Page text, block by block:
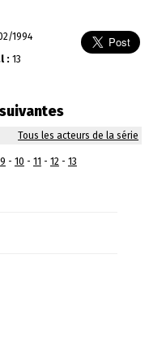
1994
: 13
Tous les acteurs de la série
9 - 10 - 11 - 12- 13